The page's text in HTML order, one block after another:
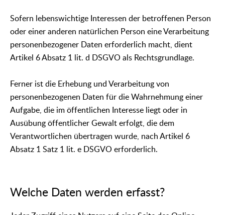
Sofern lebenswichtige Interessen der betroffenen Person
oder einer anderen natürlichen Person eine Verarbeitung
personenbezogener Daten erforderlich macht, dient
Artikel 6 Absatz 1 lit. d DSGVO als Rechtsgrundlage.
Ferner ist die Erhebung und Verarbeitung von
personenbezogenen Daten für die Wahrnehmung einer
Aufgabe, die im öffentlichen Interesse liegt oder in
Ausübung öffentlicher Gewalt erfolgt, die dem
Verantwortlichen übertragen wurde, nach Artikel 6
Absatz 1 Satz 1 lit. e DSGVO erforderlich.
Welche Daten werden erfasst?